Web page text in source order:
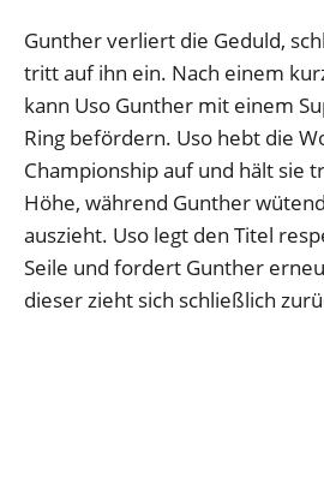
Gunther verliert die Geduld,
tritt auf ihn ein. Nach einem
kann Uso Gunther mit einem
Ring befördern. Uso hebt die
Championship auf und hält sie
Höhe, während Gunther
auszieht. Uso legt den Titel
Seile und fordert Gunther
dieser zieht sich schließlich